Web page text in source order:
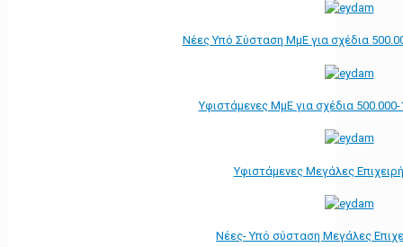
Νέες Υπό Σύσταση ΜμΕ για σχέδια
Υφιστάμενες ΜμΕ για σχέδια
Υφιστάμενες Μεγάλες
Νέες- Υπό σύσταση Μεγάλες